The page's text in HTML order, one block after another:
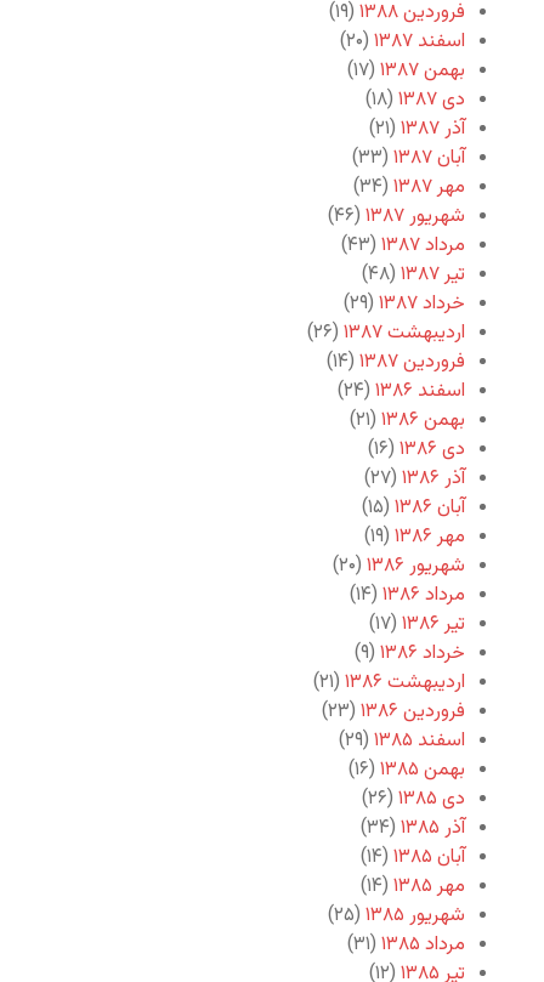
فروردین ۱۳۸۸
(۱۹)
اسفند ۱۳۸۷
(۲۰)
بهمن ۱۳۸۷
(۱۷)
دی ۱۳۸۷
(۱۸)
آذر ۱۳۸۷
(۲۱)
آبان ۱۳۸۷
(۳۳)
مهر ۱۳۸۷
(۳۴)
شهریور ۱۳۸۷
(۴۶)
مرداد ۱۳۸۷
(۴۳)
تیر ۱۳۸۷
(۴۸)
خرداد ۱۳۸۷
(۲۹)
اردیبهشت ۱۳۸۷
(۲۶)
فروردین ۱۳۸۷
(۱۴)
اسفند ۱۳۸۶
(۲۴)
بهمن ۱۳۸۶
(۲۱)
دی ۱۳۸۶
(۱۶)
آذر ۱۳۸۶
(۲۷)
آبان ۱۳۸۶
(۱۵)
مهر ۱۳۸۶
(۱۹)
شهریور ۱۳۸۶
(۲۰)
مرداد ۱۳۸۶
(۱۴)
تیر ۱۳۸۶
(۱۷)
خرداد ۱۳۸۶
(۹)
اردیبهشت ۱۳۸۶
(۲۱)
فروردین ۱۳۸۶
(۲۳)
اسفند ۱۳۸۵
(۲۹)
بهمن ۱۳۸۵
(۱۶)
دی ۱۳۸۵
(۲۶)
آذر ۱۳۸۵
(۳۴)
آبان ۱۳۸۵
(۱۴)
مهر ۱۳۸۵
(۱۴)
شهریور ۱۳۸۵
(۲۵)
مرداد ۱۳۸۵
(۳۱)
تیر ۱۳۸۵
(۱۲)